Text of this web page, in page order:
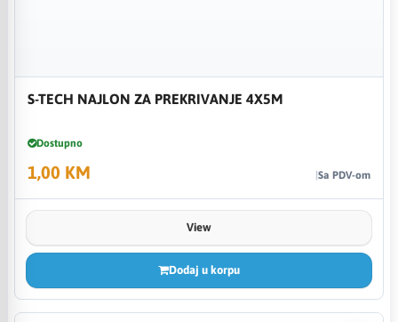
S-TECH NAJLON ZA PREKRIVANJE 4X5M
Dostupno
1,00 KM Sa PDV-om
View
Dodaj u korpu